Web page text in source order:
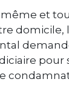
et
domicile,
pour